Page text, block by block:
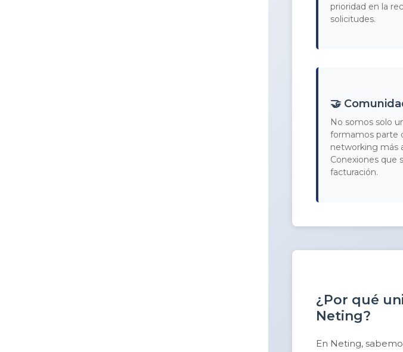
prioridad en la
solicitudes.
🤝
No somos solo
formamos parte
networking más
Conexiones que
facturación.
¿Por qué
Neting?
En Neting,